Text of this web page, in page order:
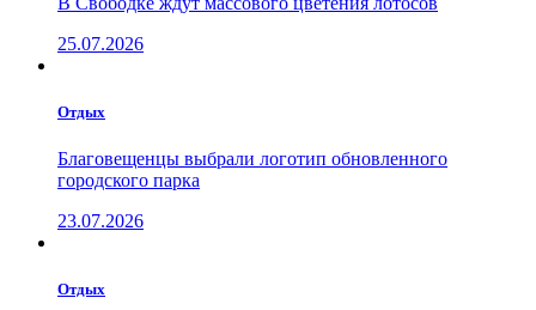
25.07.2026
Отдых
Благовещенцы выбрали логотип обновленного
городского парка
23.07.2026
Отдых